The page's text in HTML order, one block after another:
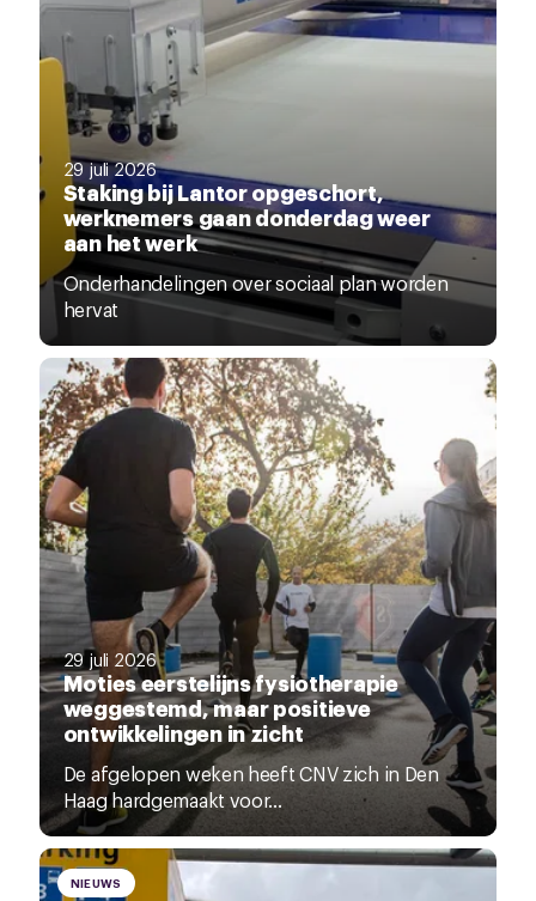
29 juli 2026
Staking bij Lantor opgeschort,
werknemers gaan donderdag weer
aan het werk
Onderhandelingen over sociaal plan worden
hervat
29 juli 2026
Moties eerstelijns fysiotherapie
weggestemd, maar positieve
ontwikkelingen in zicht
De afgelopen weken heeft CNV zich in Den
Haag hardgemaakt voor...
NIEUWS